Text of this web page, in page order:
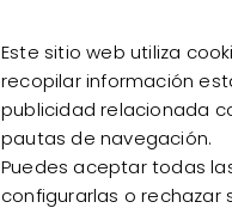
Este sitio web utiliza
recopilar información
publicidad relacionada
pautas de navegación.
Puedes aceptar todas
configurarlas o rechazar